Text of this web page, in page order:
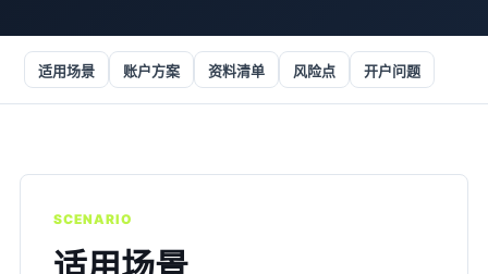
适用场景 账户方案 资料清单 风险点 开户问题
SCENARIO
适用场景